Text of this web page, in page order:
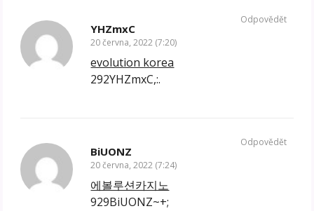
YHZmxC
20 června, 2022 (7:20)
evolution korea
292YHZmxC,:.
Odpovědět
BiUONZ
20 června, 2022 (7:24)
에볼루션카지노
929BiUONZ~+;
Odpovědět